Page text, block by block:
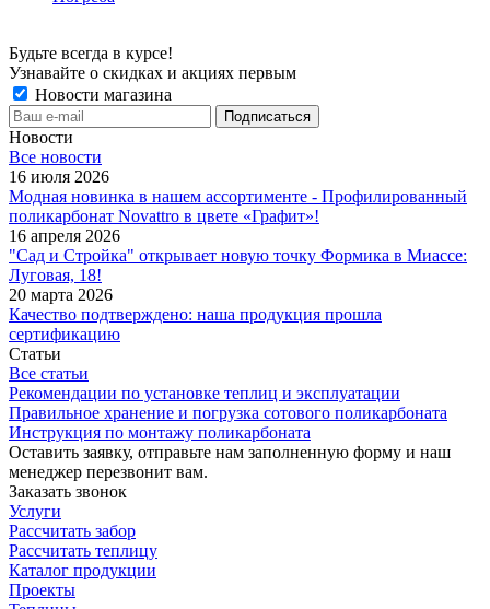
Будьте всегда в курсе!
Узнавайте о скидках и акциях первым
Новости магазина
Новости
Все новости
16 июля 2026
Модная новинка в нашем ассортименте - Профилированный
поликарбонат Novattro в цвете «Графит»!
16 апреля 2026
"Сад и Стройка" открывает новую точку Формика в Миассе:
Луговая, 18!
20 марта 2026
Качество подтверждено: наша продукция прошла
сертификацию
Статьи
Все статьи
Рекомендации по установке теплиц и эксплуатации
Правильное хранение и погрузка сотового поликарбоната
Инструкция по монтажу поликарбоната
Оставить заявку, отправьте нам заполненную форму и наш
менеджер перезвонит вам.
Заказать звонок
Услуги
Рассчитать забор
Рассчитать теплицу
Каталог продукции
Проекты